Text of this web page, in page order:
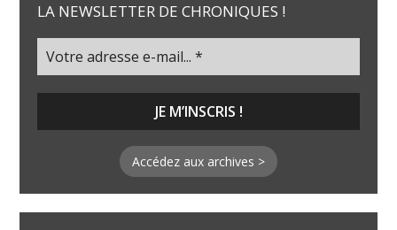
LA NEWSLETTER DE CHRONIQUES !
Accédez aux archives >